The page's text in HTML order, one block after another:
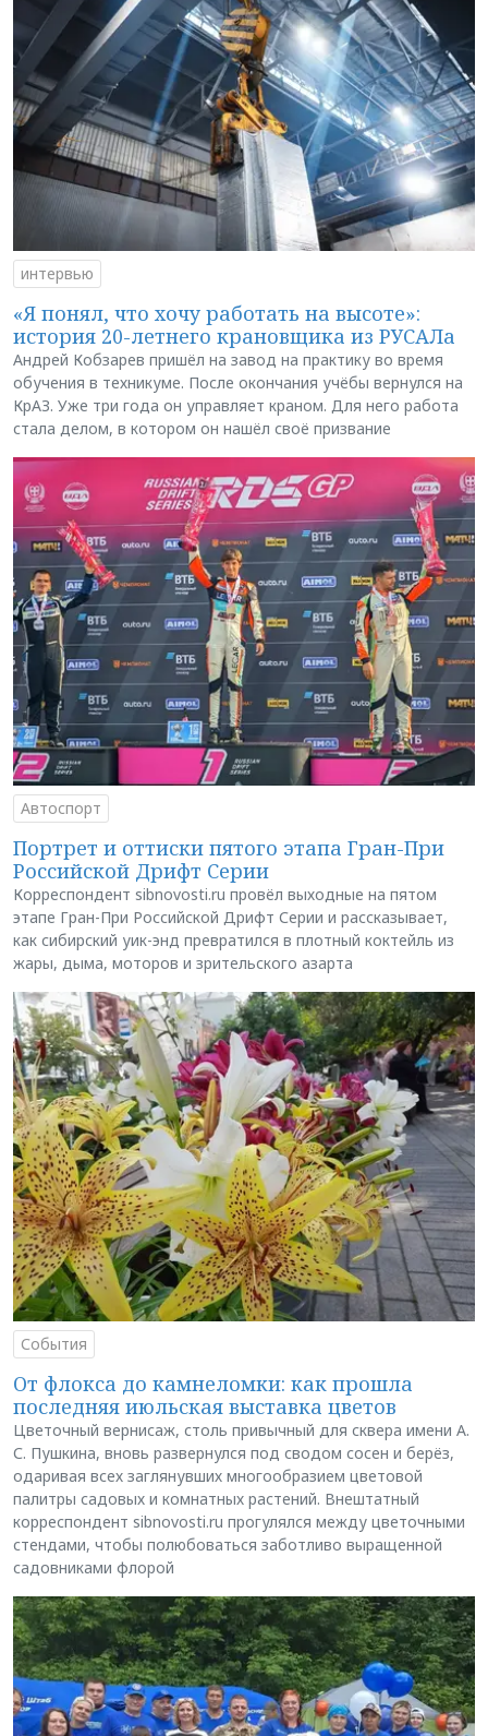
интервью
«Я понял, что хочу работать на высоте»:
история 20-летнего крановщика из РУСАЛа
Андрей Кобзарев пришёл на завод на практику во время
обучения в техникуме. После окончания учёбы вернулся на
КрАЗ. Уже три года он управляет краном. Для него работа
стала делом, в котором он нашёл своё призвание
Автоспорт
Портрет и оттиски пятого этапа Гран-При
Российской Дрифт Серии
Корреспондент sibnovosti.ru провёл выходные на пятом
этапе Гран-При Российской Дрифт Серии и рассказывает,
как сибирский уик-энд превратился в плотный коктейль из
жары, дыма, моторов и зрительского азарта
События
От флокса до камнеломки: как прошла
последняя июльская выставка цветов
Цветочный вернисаж, столь привычный для сквера имени А.
С. Пушкина, вновь развернулся под сводом сосен и берёз,
одаривая всех заглянувших многообразием цветовой
палитры садовых и комнатных растений. Внештатный
корреспондент sibnovosti.ru прогулялся между цветочными
стендами, чтобы полюбоваться заботливо выращенной
садовниками флорой